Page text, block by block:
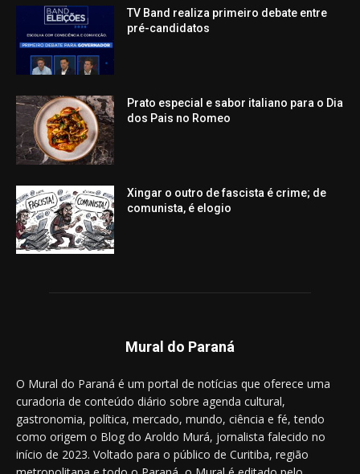
TV Band realiza primeiro debate entre
pré-candidatos
Prato especial e sabor italiano para o Dia
dos Pais no Romeo
Xingar o outro de fascista é crime; de
comunista, é elogio
Mural do Paraná
O Mural do Paraná é um portal de notícias que oferece uma
curadoria de conteúdo diário sobre agenda cultural,
gastronomia, política, mercado, mundo, ciência e fé, tendo
como origem o Blog do Aroldo Murá, jornalista falecido no
início de 2023. Voltado para o público de Curitiba, região